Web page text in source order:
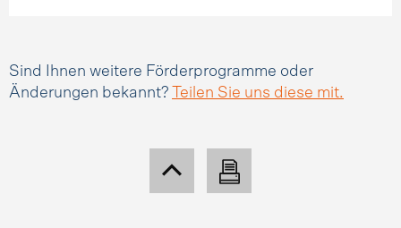
Sind Ihnen weitere Förderprogramme oder
Änderungen bekannt?
Teilen Sie uns diese mit.